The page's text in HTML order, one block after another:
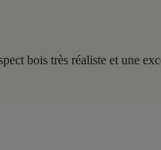
bois très réaliste et une